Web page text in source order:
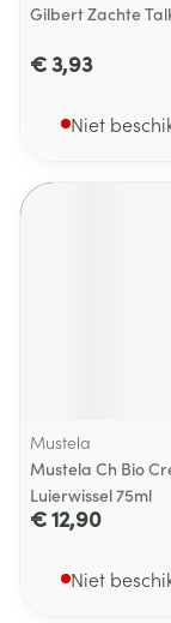
Gilbert Zachte
€ 3,93
Niet
Mustela
Mustela Ch Bio
Luierwissel 75ml
€ 12,90
Niet